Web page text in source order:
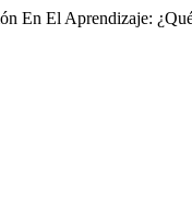
En El Aprendizaje: